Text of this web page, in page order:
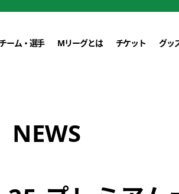
チーム・選手 Mリーグとは チケット グッ
NEWS